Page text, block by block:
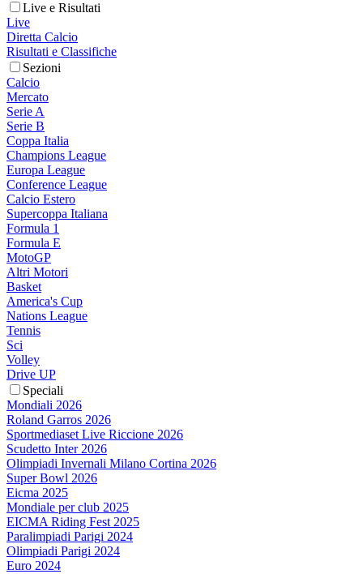
Live e Risultati
Live
Diretta Calcio
Risultati e Classifiche
Sezioni
Calcio
Mercato
Serie A
Serie B
Coppa Italia
Champions League
Europa League
Conference League
Calcio Estero
Supercoppa Italiana
Formula 1
Formula E
MotoGP
Altri Motori
Basket
America's Cup
Nations League
Tennis
Sci
Volley
Drive UP
Speciali
Mondiali 2026
Roland Garros 2026
Sportmediaset Live Riccione 2026
Scudetto Inter 2026
Olimpiadi Invernali Milano Cortina 2026
Super Bowl 2026
Eicma 2025
Mondiale per club 2025
EICMA Riding Fest 2025
Paralimpiadi Parigi 2024
Olimpiadi Parigi 2024
Euro 2024